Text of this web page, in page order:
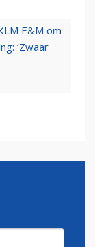
E&M om
‘Zwaar